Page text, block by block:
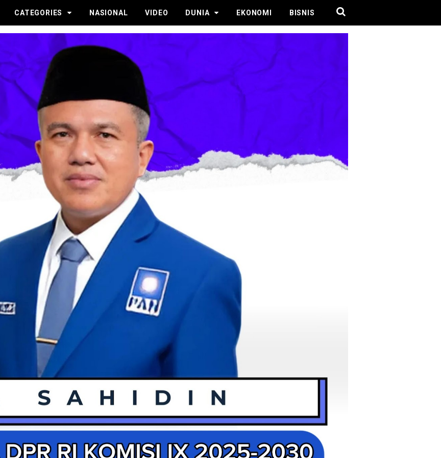
CATEGORIES NASIONAL VIDEO DUNIA EKONOMI BISNIS